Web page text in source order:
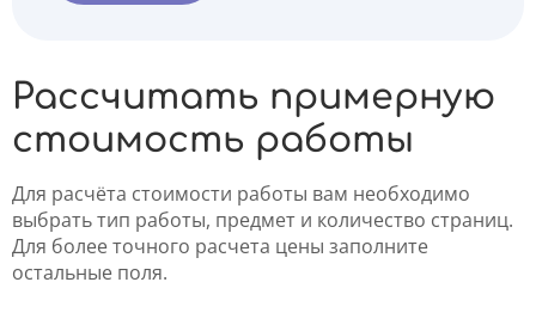
Рассчитать примерную
стоимость работы
Для расчёта стоимости работы вам необходимо
выбрать тип работы, предмет и количество страниц.
Для более точного расчета цены заполните
остальные поля.